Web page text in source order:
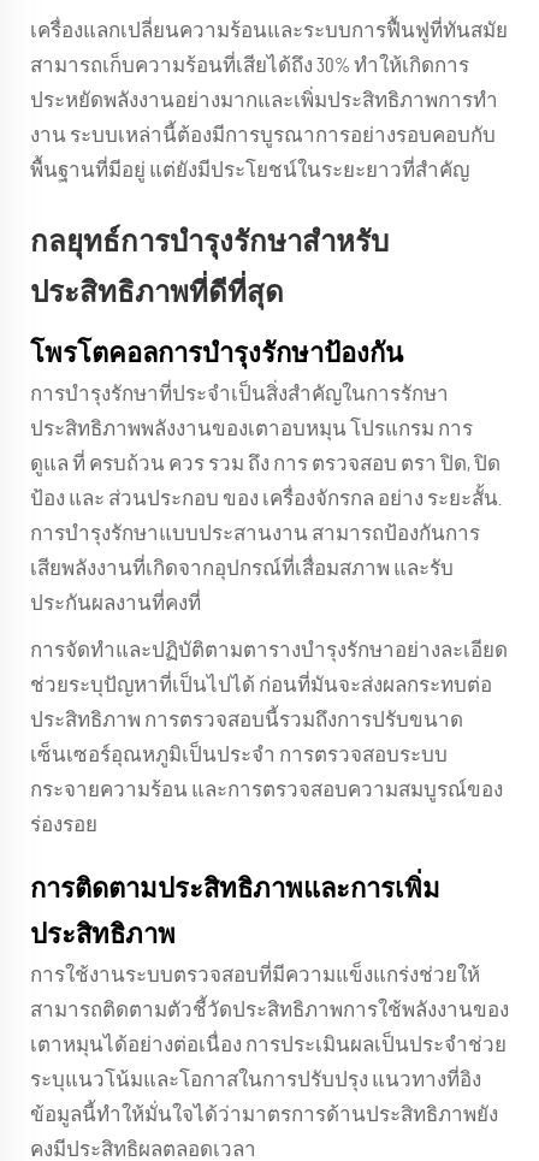
เครื่องแลกเปลี่ยนความร้อนและระบบการฟื้นฟูที่ทันสมัย
สามารถเก็บความร้อนที่เสียได้ถึง 30% ทําให้เกิดการ
ประหยัดพลังงานอย่างมากและเพิ่มประสิทธิภาพการทํา
งาน ระบบเหล่านี้ต้องมีการบูรณาการอย่างรอบคอบกับ
พื้นฐานที่มีอยู่ แต่ยังมีประโยชน์ในระยะยาวที่สําคัญ
กลยุทธ์การบำรุงรักษาสำหรับ
ประสิทธิภาพที่ดีที่สุด
โพรโตคอลการบำรุงรักษาป้องกัน
การบํารุงรักษาที่ประจําเป็นสิ่งสําคัญในการรักษา
ประสิทธิภาพพลังงานของเตาอบหมุน โปรแกรม การ
ดูแล ที่ ครบถ้วน ควร รวม ถึง การ ตรวจสอบ ตรา ปิด, ปิด
ป้อง และ ส่วนประกอบ ของ เครื่องจักรกล อย่าง ระยะสั้น.
การบํารุงรักษาแบบประสานงาน สามารถป้องกันการ
เสียพลังงานที่เกิดจากอุปกรณ์ที่เสื่อมสภาพ และรับ
ประกันผลงานที่คงที่
การจัดทําและปฏิบัติตามตารางบํารุงรักษาอย่างละเอียด
ช่วยระบุปัญหาที่เป็นไปได้ ก่อนที่มันจะส่งผลกระทบต่อ
ประสิทธิภาพ การตรวจสอบนี้รวมถึงการปรับขนาด
เซ็นเซอร์อุณหภูมิเป็นประจํา การตรวจสอบระบบ
กระจายความร้อน และการตรวจสอบความสมบูรณ์ของ
ร่องรอย
การติดตามประสิทธิภาพและการเพิ่ม
ประสิทธิภาพ
การใช้งานระบบตรวจสอบที่มีความแข็งแกร่งช่วยให้
สามารถติดตามตัวชี้วัดประสิทธิภาพการใช้พลังงานของ
เตาหมุนได้อย่างต่อเนื่อง การประเมินผลเป็นประจำช่วย
ระบุแนวโน้มและโอกาสในการปรับปรุง แนวทางที่อิง
ข้อมูลนี้ทำให้มั่นใจได้ว่ามาตรการด้านประสิทธิภาพยัง
คงมีประสิทธิผลตลอดเวลา